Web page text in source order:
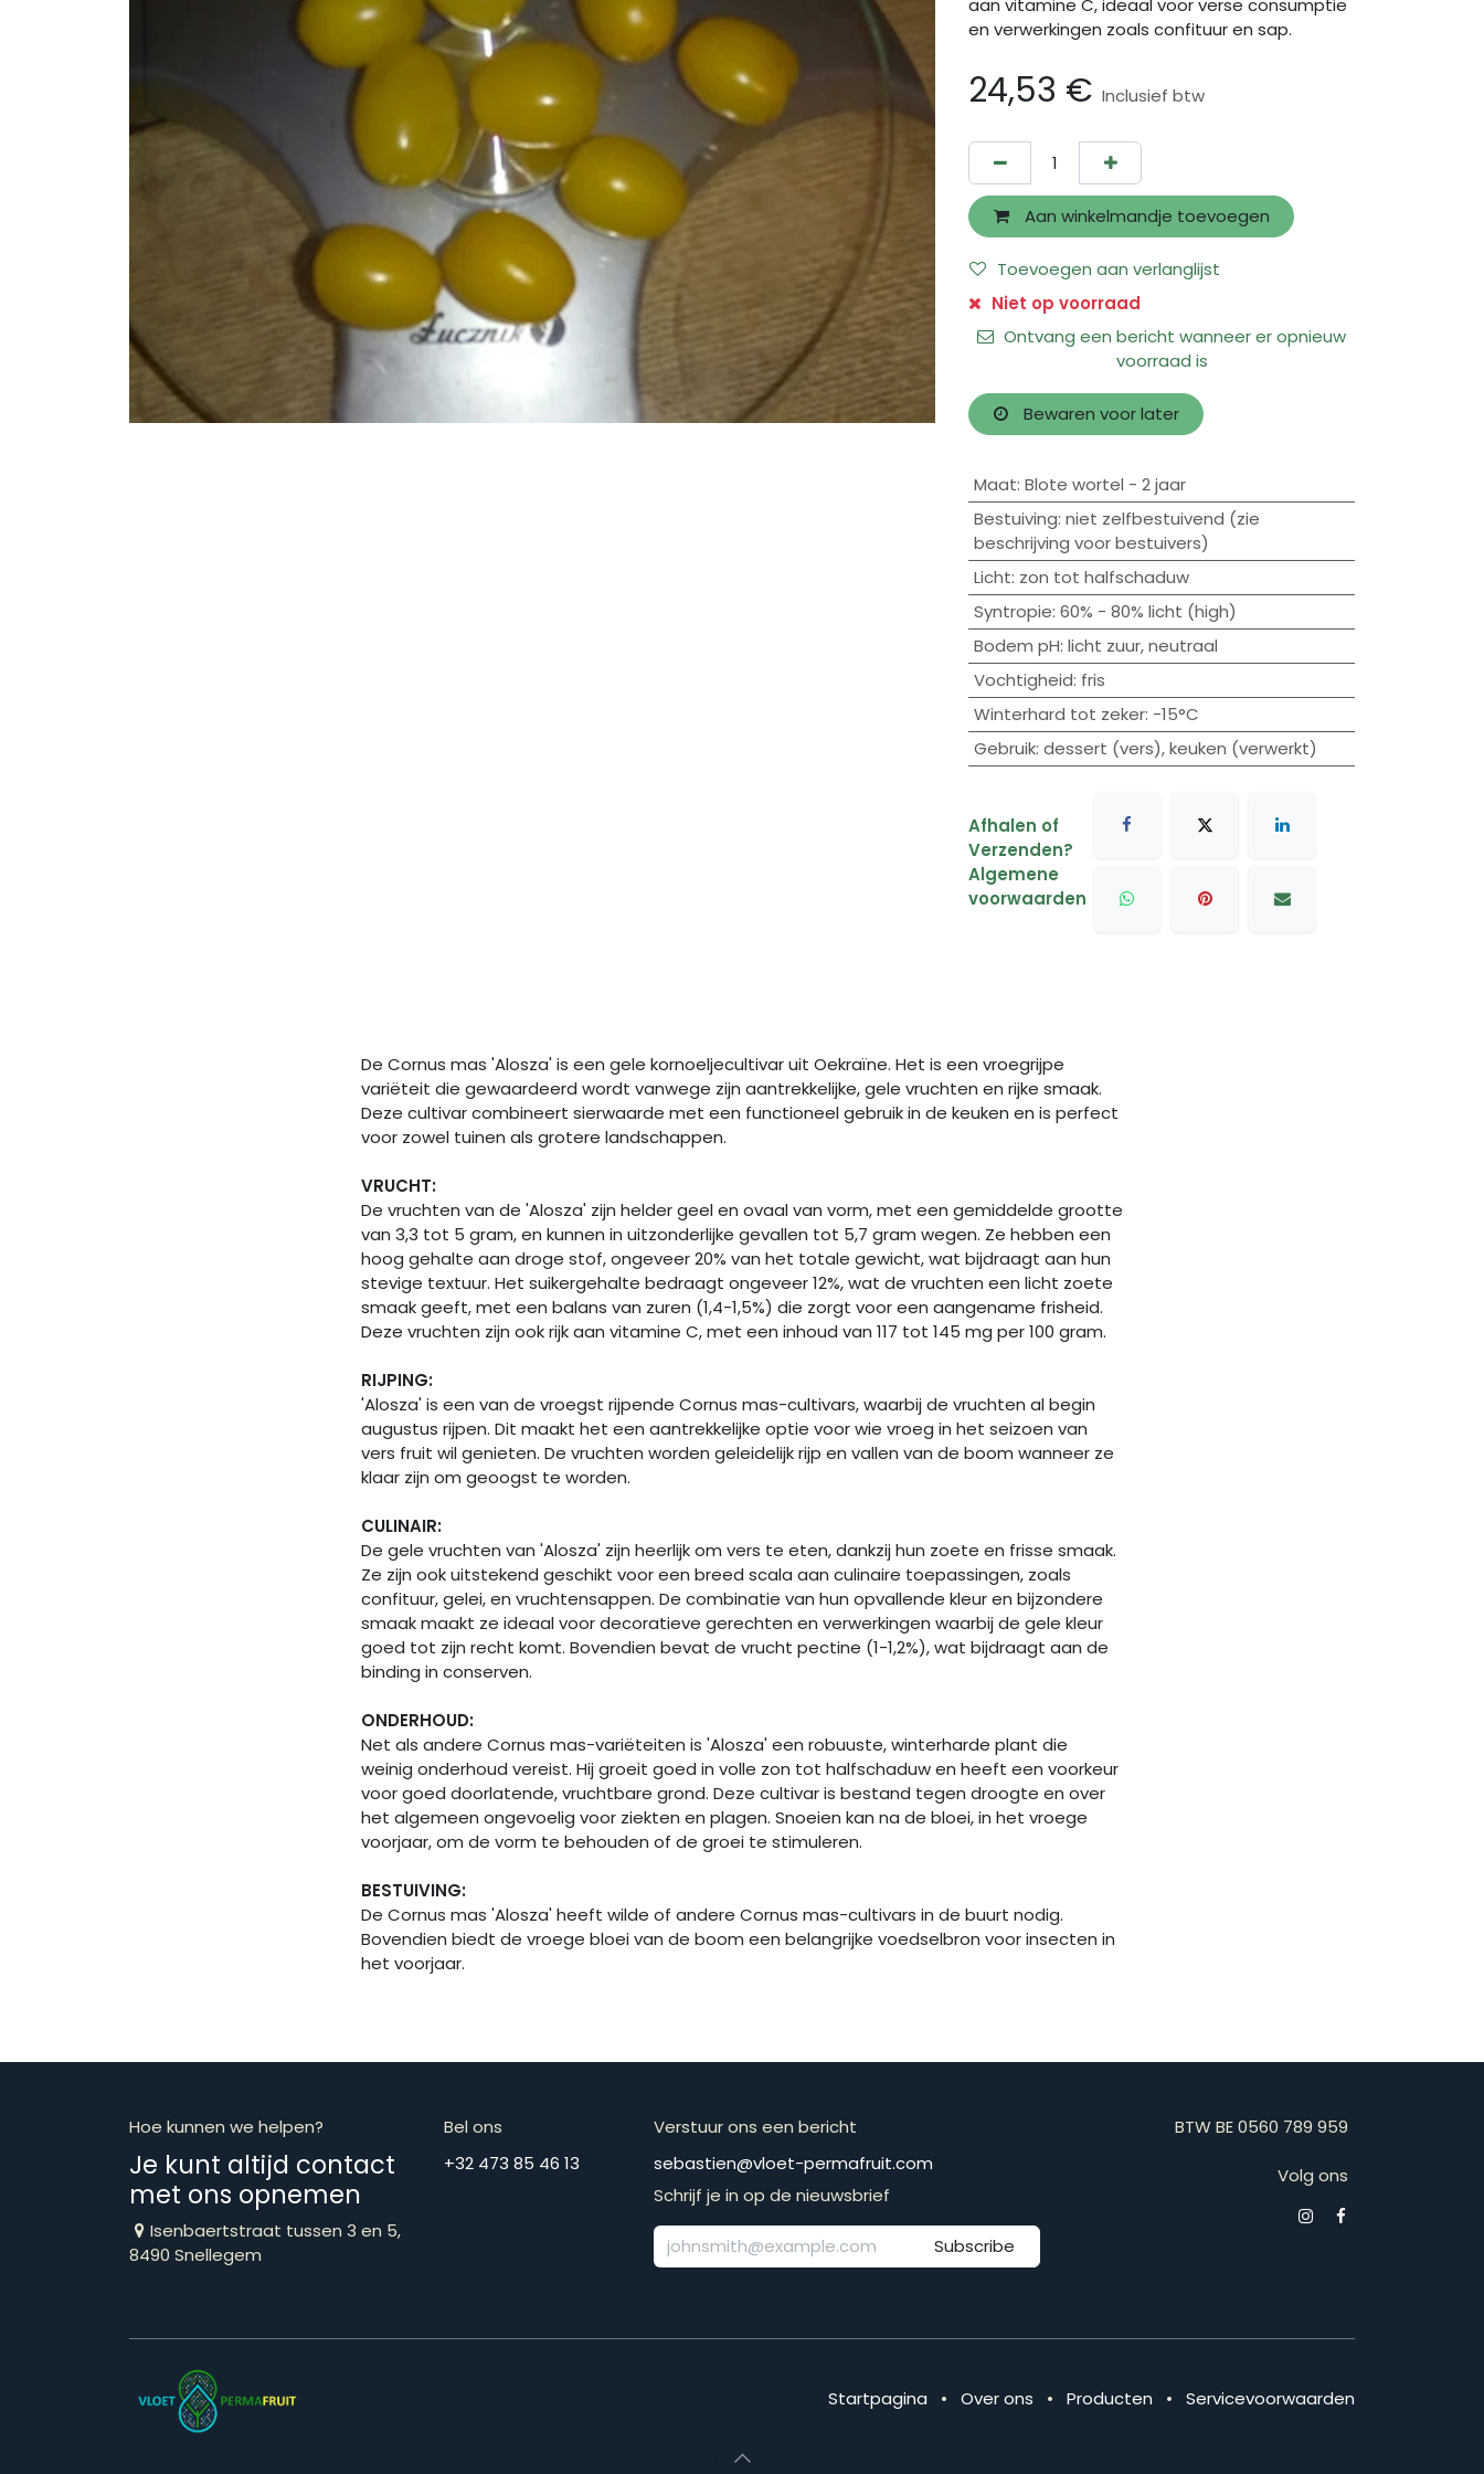
aan vitamine C, ideaal voor verse consumptie
en verwerkingen zoals confituur en sap.
24,53 € Inclusief btw
Aan winkelmandje toevoegen
Toevoegen aan verlanglijst
Niet op voorraad
Ontvang een bericht wanneer er opnieuw
voorraad is
Bewaren voor later
Maat: Blote wortel - 2 jaar
Bestuiving: niet zelfbestuivend (zie
beschrijving voor bestuivers)
Licht: zon tot halfschaduw
Syntropie: 60% - 80% licht (high)
Bodem pH: licht zuur,neutraal
Vochtigheid: fris
Winterhard tot zeker: -15°C
Gebruik: dessert (vers),keuken (verwerkt)
Afhalen of
Verzenden?
Algemene
voorwaarden
De Cornus mas 'Alosza' is een gele kornoeljecultivar uit Oekraïne. Het is een vroegrijpe
variëteit die gewaardeerd wordt vanwege zijn aantrekkelijke, gele vruchten en rijke smaak.
Deze cultivar combineert sierwaarde met een functioneel gebruik in de keuken en is perfect
voor zowel tuinen als grotere landschappen.
VRUCHT:
De vruchten van de 'Alosza' zijn helder geel en ovaal van vorm, met een gemiddelde grootte
van 3,3 tot 5 gram, en kunnen in uitzonderlijke gevallen tot 5,7 gram wegen. Ze hebben een
hoog gehalte aan droge stof, ongeveer 20% van het totale gewicht, wat bijdraagt aan hun
stevige textuur. Het suikergehalte bedraagt ongeveer 12%, wat de vruchten een licht zoete
smaak geeft, met een balans van zuren (1,4-1,5%) die zorgt voor een aangename frisheid.
Deze vruchten zijn ook rijk aan vitamine C, met een inhoud van 117 tot 145 mg per 100 gram.
RIJPING:
'Alosza' is een van de vroegst rijpende Cornus mas-cultivars, waarbij de vruchten al begin
augustus rijpen. Dit maakt het een aantrekkelijke optie voor wie vroeg in het seizoen van
vers fruit wil genieten. De vruchten worden geleidelijk rijp en vallen van de boom wanneer ze
klaar zijn om geoogst te worden.
CULINAIR:
De gele vruchten van 'Alosza' zijn heerlijk om vers te eten, dankzij hun zoete en frisse smaak.
Ze zijn ook uitstekend geschikt voor een breed scala aan culinaire toepassingen, zoals
confituur, gelei, en vruchtensappen. De combinatie van hun opvallende kleur en bijzondere
smaak maakt ze ideaal voor decoratieve gerechten en verwerkingen waarbij de gele kleur
goed tot zijn recht komt. Bovendien bevat de vrucht pectine (1-1,2%), wat bijdraagt aan de
binding in conserven.
ONDERHOUD:
Net als andere Cornus mas-variëteiten is 'Alosza' een robuuste, winterharde plant die
weinig onderhoud vereist. Hij groeit goed in volle zon tot halfschaduw en heeft een voorkeur
voor goed doorlatende, vruchtbare grond. Deze cultivar is bestand tegen droogte en over
het algemeen ongevoelig voor ziekten en plagen. Snoeien kan na de bloei, in het vroege
voorjaar, om de vorm te behouden of de groei te stimuleren.
BESTUIVING:
De Cornus mas 'Alosza' heeft wilde of andere Cornus mas-cultivars in de buurt nodig.
Bovendien biedt de vroege bloei van de boom een belangrijke voedselbron voor insecten in
het voorjaar.
Hoe kunnen we helpen?
Je kunt altijd contact
met ons opnemen
Isenbaertstraat tussen 3 en 5,
8490 Snellegem
Bel ons
​​​​​​​​​​​​​​​​​​​​​​​+​3​2​ ​4​7​3​ ​8​5​ ​4​6​ ​1​3
Verstuur ons een bericht
​​​​​​​​​​​​​​​​​​​​​​​​​​​​s​e​b​a​s​t​i​e​n​@​v​l​o​e​t​-​p​e​r​m​a​f​r​u​it​.​c​o​m
Schrijf je in op de nieuwsbrief
Subscribe
BTW BE 0560 789 959
Volg ons
Startpagina • Over ons • Producten • Servicevoorwaarden